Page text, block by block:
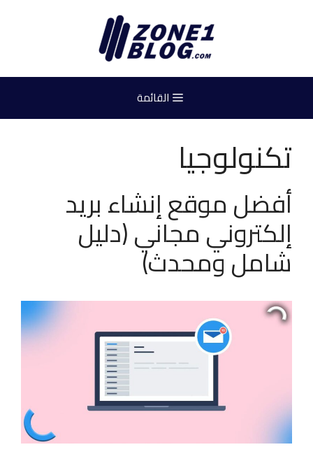
القائمة
تكنولوجيا
أفضل موقع إنشاء بريد
إلكتروني مجاني (دليل
شامل ومحدث)